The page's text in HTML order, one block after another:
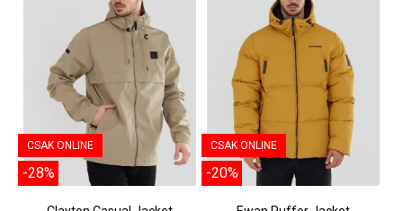
CSAK ONLINE
-28%
CSAK ONLINE
-20%